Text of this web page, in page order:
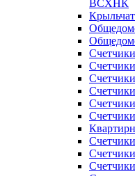
ВСХНК